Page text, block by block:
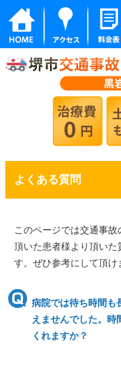
よくある質問
このページでは交通事
頂いた患者様より頂いた
す。ぜひ参考にして頂け
病院では待ち時間も
えませんでした。時
くれますか？